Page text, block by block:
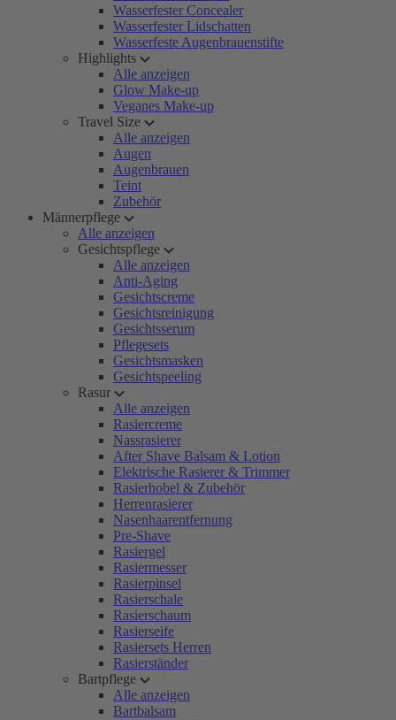
Wasserfester Concealer
Wasserfester Lidschatten
Wasserfeste Augenbrauenstifte
Highlights
Alle anzeigen
Glow Make-up
Veganes Make-up
Travel Size
Alle anzeigen
Augen
Augenbrauen
Teint
Zubehör
Männerpflege
Alle anzeigen
Gesichtspflege
Alle anzeigen
Anti-Aging
Gesichtscreme
Gesichtsreinigung
Gesichtsserum
Pflegesets
Gesichtsmasken
Gesichtspeeling
Rasur
Alle anzeigen
Rasiercreme
Nassrasierer
After Shave Balsam & Lotion
Elektrische Rasierer & Trimmer
Rasierhobel & Zubehör
Herrenrasierer
Nasenhaarentfernung
Pre-Shave
Rasiergel
Rasiermesser
Rasierpinsel
Rasierschale
Rasierschaum
Rasierseife
Rasiersets Herren
Rasierständer
Bartpflege
Alle anzeigen
Bartbalsam